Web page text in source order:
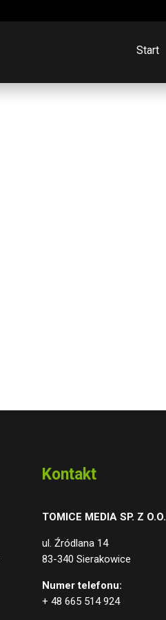
Start
Kontakt
TOMICE MEDIA SP. Z O.O.
ul. Źródlana 14
83-340 Sierakowice
Numer telefonu:
+ 48 665 514 924